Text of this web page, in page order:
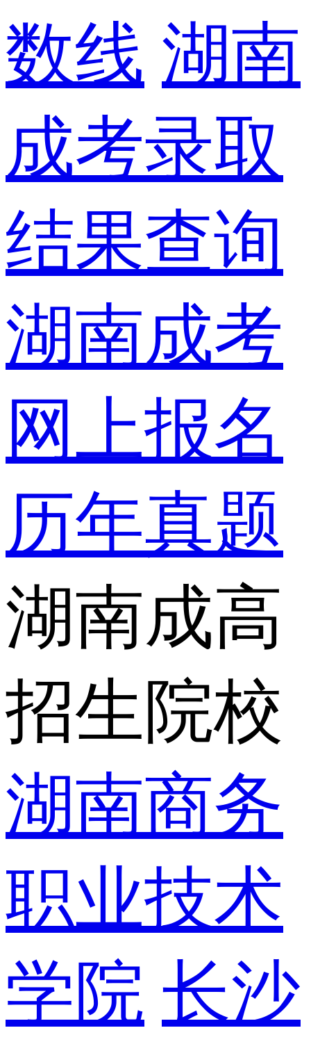
数线 湖南
成考录取
结果查询
湖南成考
网上报名
历年真题
湖南成高
招生院校
湖南商务
职业技术
学院 长沙